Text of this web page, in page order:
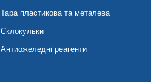
Тара пластикова та металева
Склокульки
Антиожеледні реагенти